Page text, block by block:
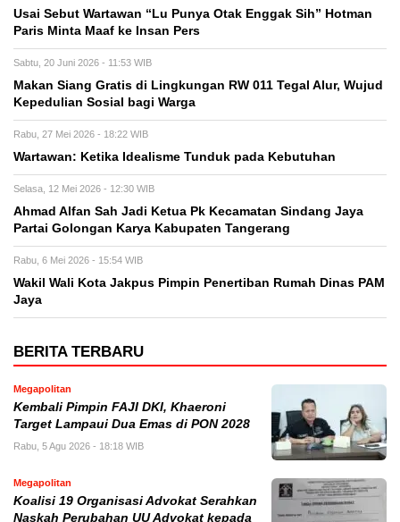
Usai Sebut Wartawan “Lu Punya Otak Enggak Sih” Hotman
Paris Minta Maaf ke Insan Pers
Sabtu, 20 Juni 2026 - 11:53 WIB
Makan Siang Gratis di Lingkungan RW 011 Tegal Alur, Wujud
Kepedulian Sosial bagi Warga
Rabu, 27 Mei 2026 - 18:22 WIB
Wartawan: Ketika Idealisme Tunduk pada Kebutuhan
Selasa, 12 Mei 2026 - 12:30 WIB
‎Ahmad Alfan Sah Jadi Ketua Pk Kecamatan Sindang Jaya
Partai Golongan Karya Kabupaten Tangerang
Rabu, 6 Mei 2026 - 15:54 WIB
Wakil Wali Kota Jakpus Pimpin Penertiban Rumah Dinas PAM
Jaya
BERITA TERBARU
Megapolitan
Kembali Pimpin FAJI DKI, Khaeroni
Target Lampaui Dua Emas di PON 2028
Rabu, 5 Agu 2026 - 18:18 WIB
Megapolitan
Koalisi 19 Organisasi Advokat Serahkan
Naskah Perubahan UU Advokat kepada